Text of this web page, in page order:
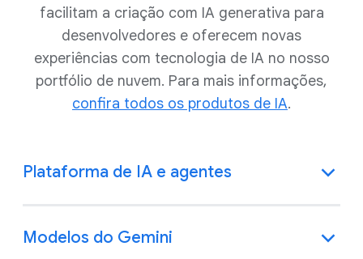
facilitam a criação com IA generativa para
desenvolvedores e oferecem novas
experiências com tecnologia de IA no nosso
portfólio de nuvem. Para mais informações,
confira todos os produtos de IA.
Plataforma de IA e agentes
Modelos do Gemini